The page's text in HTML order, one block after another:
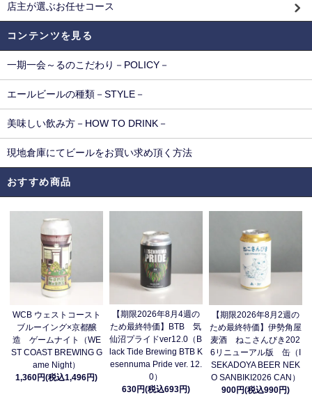
店主が選ぶお任せコース
コンテンツを見る
一期一会～るのこだわり－POLICY－
エールビールの種類－STYLE－
美味しい飲み方－HOW TO DRINK－
現地倉庫にてビールをお買い求め頂く方法
おすすめ商品
WCB ウェストコースト
ブルーイング×京都醸
造 ゲームナイト（WE
ST COAST BREWING G
ame Night）
1,360円(税込1,496円)
【期限2026年8月4週の
ため最終特価】BTB 気
仙沼プライドver12.0（B
lack Tide Brewing BTB K
esennuma Pride ver. 12.
0）
630円(税込693円)
【期限2026年8月2週の
ため最終特価】伊勢角屋
麦酒 ねこさんびき202
6リニューアル版 缶（I
SEKADOYA BEER NEK
O SANBIKI2026 CAN）
900円(税込990円)